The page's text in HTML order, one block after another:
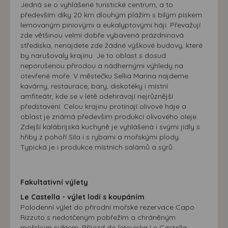
Jedná se o vyhlášené turistické centrum, a to
především díky 20 km dlouhým plážím s bílým pískem
lemovaným piniovými a eukalyptovými háji. Převažují
zde většinou velmi dobře vybavená prázdninová
střediska, nenajdete zde žádné výškové budovy, které
by narušovaly krajinu. Je to oblast s dosud
neporušenou přírodou a nádhernými výhledy na
otevřené moře. V městečku Sellia Marina najdeme
kavárny, restaurace, bary, diskotéky i místní
amfiteátr, kde se v létě odehrávají nejrůznější
představení. Celou krajinu protínají olivové háje a
oblast je známá především produkcí olivového oleje.
Zdejší kalábrijská kuchyně je vyhlášená i svými jídly s
hřiby z pohoří Sila i s rybami a mořskými plody.
Typická je i produkce místních salámů a sýrů.
Fakultativní výlety
Le Castella - výlet lodí s koupáním
Polodenní výlet do přírodní mořské rezervace Capo
Rizzuto s nedotčeným pobřežím a chráněným